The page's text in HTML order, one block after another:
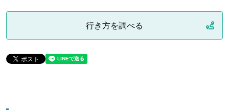
行き方を調べる